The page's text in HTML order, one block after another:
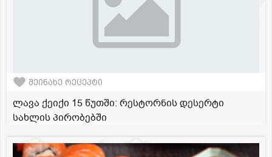
შეინახე რეცეპტი
ლავა ქეიქი 15 წუთში: რესტორნის დესერტი
სახლის პირობებში